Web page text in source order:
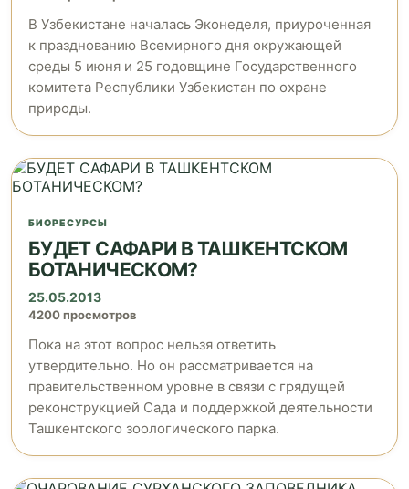
В Узбекистане началась Эконеделя, приуроченная
к празднованию Всемирного дня окружающей
среды 5 июня и 25 годовщине Государственного
комитета Республики Узбекистан по охране
природы.
БИОРЕСУРСЫ
БУДЕТ САФАРИ В ТАШКЕНТСКОМ
БОТАНИЧЕСКОМ?
25.05.2013
4200 просмотров
Пока на этот вопрос нельзя ответить
утвердительно. Но он рассматривается на
правительственном уровне в связи с грядущей
реконструкцией Сада и поддержкой деятельности
Ташкентского зоологического парка.